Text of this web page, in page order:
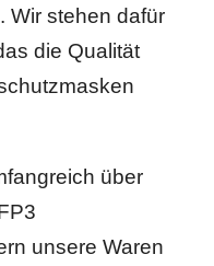
Wir stehen dafür
die Qualität
über
unsere Waren